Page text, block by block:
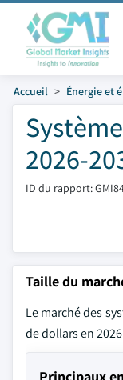
Accueil Énergie et
2026-
ID du rapport:
Taille du
Le marché des
de dollars en